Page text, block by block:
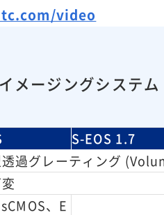
video
メージングシステム
S-EOS 1.7
透過グレーティング
、E